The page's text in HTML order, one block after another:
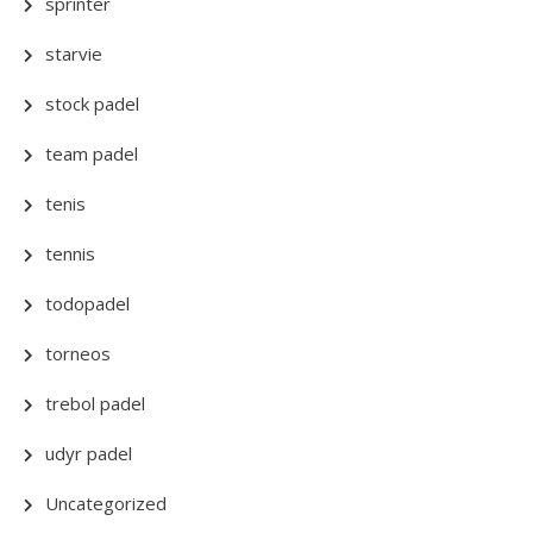
starvie
stock padel
team padel
tenis
tennis
todopadel
torneos
trebol padel
udyr padel
Uncategorized